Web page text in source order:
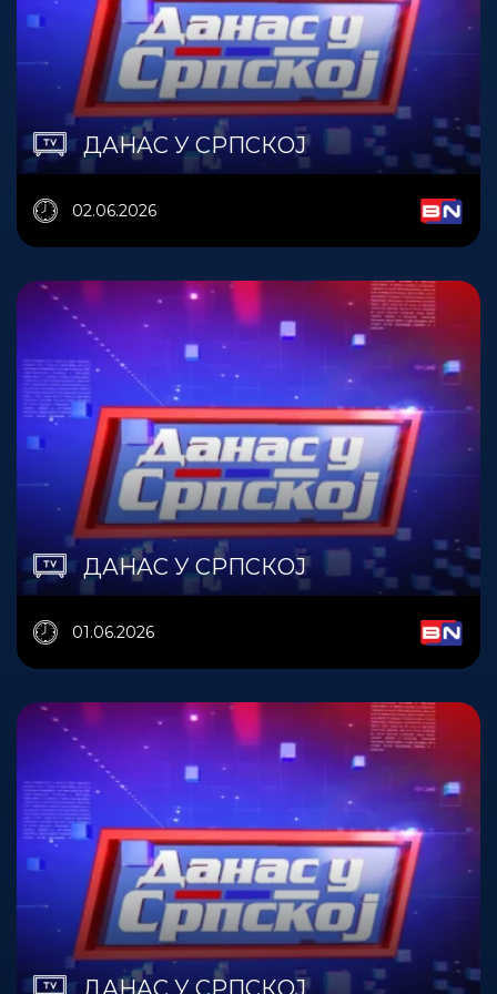
ДАНАС У СРПСКОЈ
02.06.2026
ДАНАС У СРПСКОЈ
01.06.2026
ДАНАС У СРПСКОЈ